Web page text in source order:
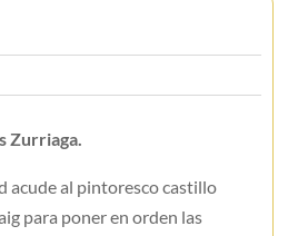
Zurriaga.
acude al pintoresco castillo
para poner en orden las